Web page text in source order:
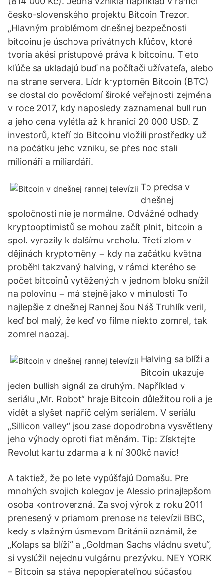
česko-slovenského projektu Bitcoin Trezor.
„Hlavným problémom dnešnej bezpečnosti
bitcoinu je úschova privátnych kľúčov, ktoré
tvoria akési prístupové práva k bitcoinu. Tieto
kľúče sa ukladajú buď na počítači užívateľa, alebo
na strane servera. Lídr kryptoměn Bitcoin (BTC)
se dostal do povědomí široké veřejnosti zejména
v roce 2017, kdy naposledy zaznamenal bull run
a jeho cena vylétla až k hranici 20 000 USD. Z
investorů, kteří do Bitcoinu vložili prostředky už
na počátku jeho vzniku, se přes noc stali
milionáři a miliardáři.
To predsa v
dnešnej
spoločnosti nie je normálne. Odvážné odhady
kryptooptimistů se mohou začít plnit, bitcoin a
spol. vyrazily k dalšímu vrcholu. Třetí zlom v
dějinách kryptoměny − kdy na začátku května
proběhl takzvaný halving, v rámci kterého se
počet bitcoinů vytěžených v jednom bloku snížil
na polovinu − má stejně jako v minulosti To
najlepšie z dnešnej Rannej šou Náš Truhlík veril,
keď bol malý, že keď vo filme niekto zomrel, tak
zomrel naozaj.
Halving sa blíži a
Bitcoin ukazuje
jeden bullish signál za druhým. Například v
seriálu „Mr. Robot“ hraje Bitcoin důležitou roli a je
vidět a slyšet napříč celým seriálem. V seriálu
„Sillicon valley“ jsou zase dopodrobna vysvětleny
jeho výhody oproti fiat měnám. Tip: Získtejte
Revolut kartu zdarma a k ní 300kč navíc!
A taktiež, že po lete vypúšťajú Domašu. Pre
mnohých svojich kolegov je Alessio prinajlepšom
osoba kontroverzná. Za svoj výrok z roku 2011
prenesený v priamom prenose na televízii BBC,
kedy s vlažným úsmevom Británii oznámil, že
„Kolaps sa blíži“ a „Goldman Sachs vládnu svetu“,
si vyslúžil nejednu vulgárnu prezývku. NEY YORK
– Bitcoin sa stáva nepopierateľnou súčasťou